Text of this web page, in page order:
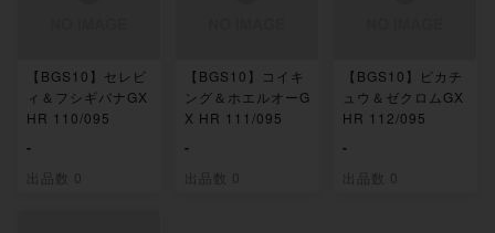
【BGS10】セレビ
ィ＆フシギバナGX
HR 110/095
-
出品数 0
【BGS10】コイキ
ング＆ホエルオーG
X HR 111/095
-
出品数 0
【BGS10】ピカチ
ュウ＆ゼクロムGX
HR 112/095
-
出品数 0